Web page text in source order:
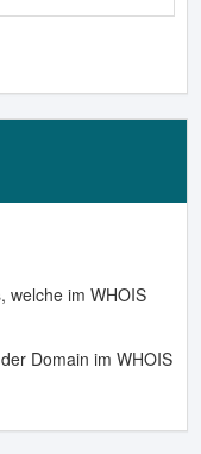
welche im WHOIS
Domain im WHOIS